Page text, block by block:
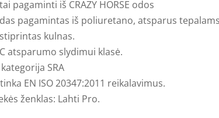
pagaminti iš CRAZY HORSE odos
pagamintas iš poliuretano, atsparus
kulnas.
atsparumo slydimui klasė.
kategorija SRA
EN ISO 20347:2011 reikalavimus.
ženklas: Lahti Pro.